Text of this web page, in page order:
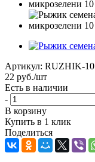
Артикул: RUZHIK-10
22 руб./шт
Есть в наличии
-
В корзину
Купить в 1 клик
Поделиться